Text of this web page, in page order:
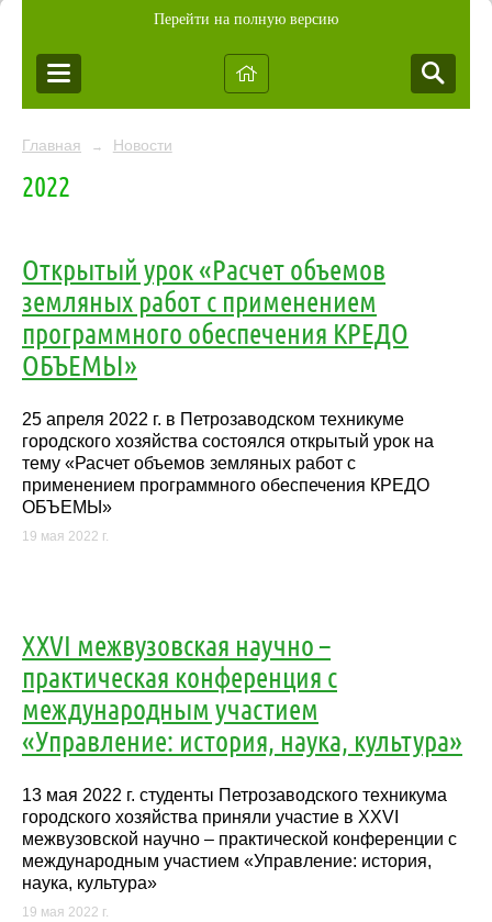
Перейти на полную версию
Главная → Новости
2022
Открытый урок «Расчет объемов
земляных работ с применением
программного обеспечения КРЕДО
ОБЪЕМЫ»
25 апреля 2022 г. в Петрозаводском техникуме
городского хозяйства состоялся открытый урок на
тему «Расчет объемов земляных работ с
применением программного обеспечения КРЕДО
ОБЪЕМЫ»
19 мая 2022 г.
XXVI межвузовская научно –
практическая конференция с
международным участием
«Управление: история, наука, культура»
13 мая 2022 г. студенты Петрозаводского техникума
городского хозяйства приняли участие в XXVI
межвузовской научно – практической конференции с
международным участием «Управление: история,
наука, культура»
19 мая 2022 г.